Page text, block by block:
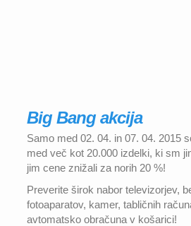
Big Bang akcija
Samo med 02. 04. in 07. 04. 2015
med več kot 20.000 izdelki, ki sm
jim cene znižali za norih 20 %!
Preverite širok nabor televizorjev,
fotoaparatov, kamer, tabličnih
avtomatsko obračuna v košarici!